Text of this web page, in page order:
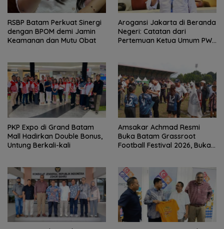
RSBP Batam Perkuat Sinergi
dengan BPOM demi Jamin
Keamanan dan Mutu Obat
Arogansi Jakarta di Beranda
Negeri: Catatan dari
Pertemuan Ketua Umum PWI
PKP Expo di Grand Batam
Mall Hadirkan Double Bonus,
Untung Berkali-kali
Amsakar Achmad Resmi
Buka Batam Grassroot
Football Festival 2026, Buka